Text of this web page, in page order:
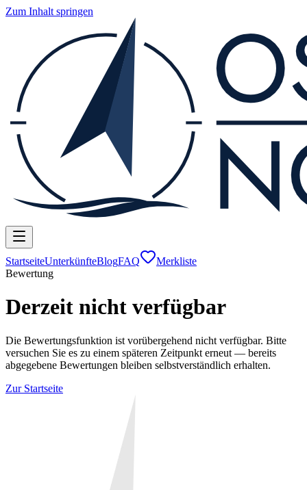
Zum Inhalt springen
StartseiteUnterkünfteBlogFAQ
Merkliste
Bewertung
Derzeit nicht verfügbar
Die Bewertungsfunktion ist vorübergehend nicht verfügbar. Bitte
versuchen Sie es zu einem späteren Zeitpunkt erneut — bereits
abgegebene Bewertungen bleiben selbstverständlich erhalten.
Zur Startseite